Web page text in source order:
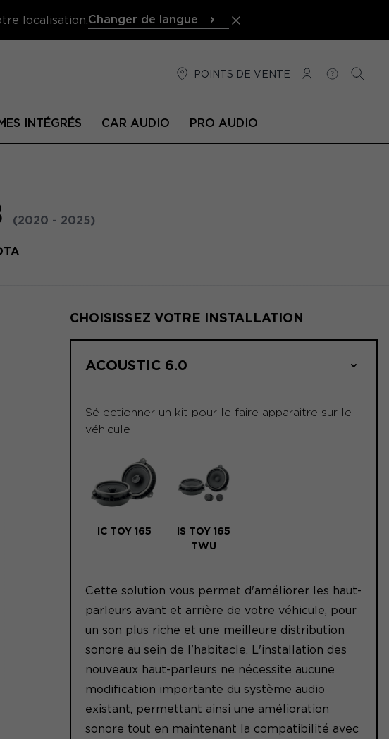
localisation. Changer de langue
POINTS DE VENTE
CONNEXION
AIDE
INTÉGRÉS CAR AUDIO PRO AUDIO
(2020 - 2025)
CHOISISSEZ VOTRE INSTALLATION
ACOUSTIC 6.0
Sélectionner un kit pour le faire apparaitre sur le
véhicule
IC TOY 165
IS TOY 165
TWU
Cette solution vous permet d'améliorer les haut-
parleurs avant et arrière de votre véhicule, pour
un son plus riche et une meilleure distribution
sonore au sein de l'habitacle. L'installation des
nouveaux haut-parleurs ne nécessite aucune
modification importante du système audio
existant, permettant ainsi une amélioration
sonore tout en maintenant la compatibilité avec